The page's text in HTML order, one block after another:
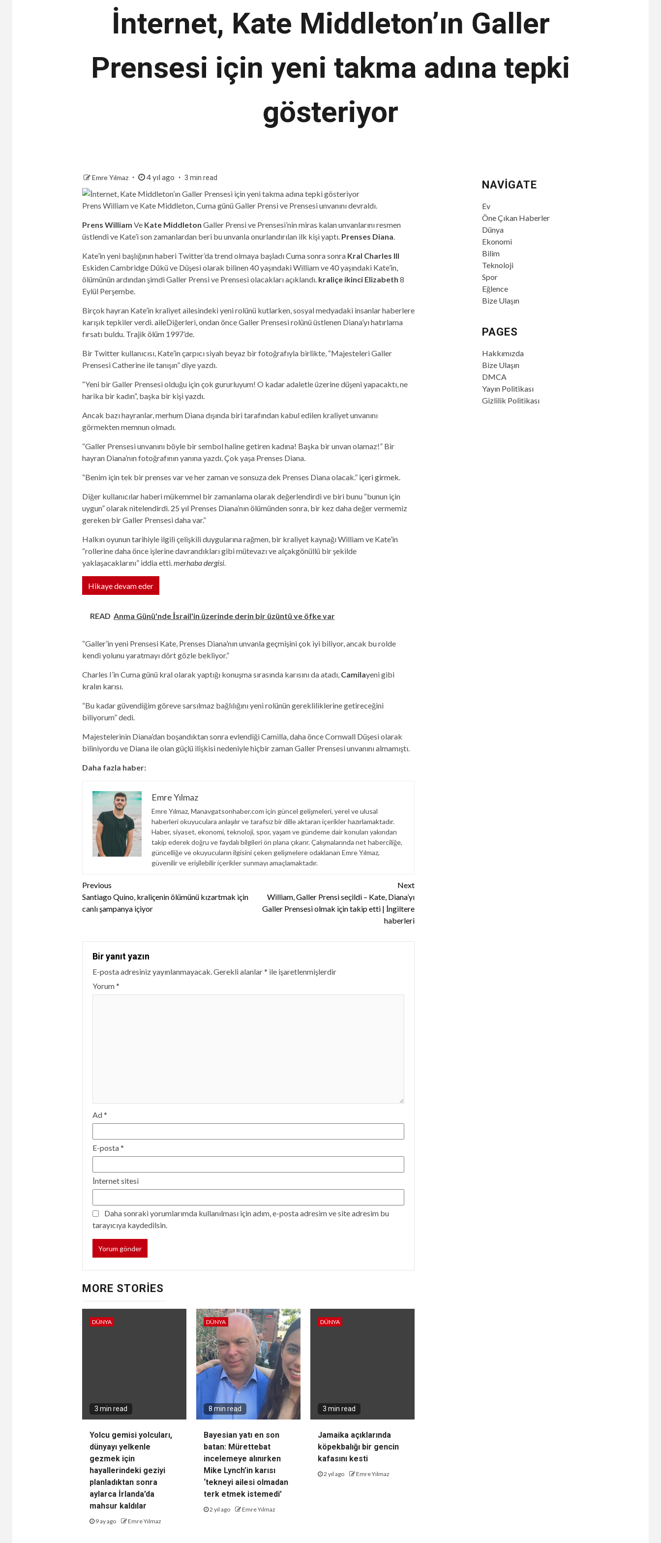
İnternet, Kate Middleton’ın Galler
Prensesi için yeni takma adına tepki
gösteriyor
Emre Yılmaz 4 yıl ago 3 min read
Prens William ve Kate Middleton, Cuma günü Galler Prensi ve Prensesi unvanını devraldı.
Prens William Ve Kate Middleton Galler Prensi ve Prensesi’nin miras kalan unvanlarını resmen
üstlendi ve Kate’i son zamanlardan beri bu unvanla onurlandırılan ilk kişi yaptı. Prenses Diana.
Kate’in yeni başlığının haberi Twitter’da trend olmaya başladıCumasonra sonra Kral Charles III
Eskiden Cambridge Dükü ve Düşesi olarak bilinen 40 yaşındaki William ve 40 yaşındaki Kate’in,
ölümünün ardından şimdi Galler Prensi ve Prensesi olacakları açıklandı. kraliçe ikinci Elizabeth 8
Eylül Perşembe.
Birçok hayran Kate’in kraliyet ailesindeki yeni rolünü kutlarken, sosyal medyadaki insanlar haberlere
karışık tepkiler verdi.aileDiğerleri, ondan önce Galler Prensesi rolünü üstlenen Diana’yı hatırlama
fırsatı buldu. Trajik ölüm1997’de.
Bir Twitter kullanıcısı, Kate’in çarpıcı siyah beyaz bir fotoğrafıyla birlikte, “Majesteleri Galler
Prensesi Catherine ile tanışın” diye yazdı.
“Yeni bir Galler Prensesi olduğu için çok gururluyum! O kadar adaletle üzerine düşeni yapacaktı, ne
harika bir kadın”, başka bir kişiyazdı.
Ancak bazı hayranlar, merhum Diana dışında biri tarafından kabul edilen kraliyet unvanını
görmekten memnun olmadı.
“Galler Prensesi unvanını böyle bir sembol haline getiren kadına! Başka bir unvan olamaz!” Bir
hayran Diana’nın fotoğrafının yanına yazdı. Çok yaşa Prenses Diana.
“Benim için tek bir prenses var ve her zaman ve sonsuza dek Prenses Diana olacak.” içeri girmek.
Diğer kullanıcılar haberi mükemmel bir zamanlama olarak değerlendirdi ve biri bunu “bunun için
uygun” olarak nitelendirdi. 25 yılPrenses Diana’nın ölümünden sonra, bir kez daha değer vermemiz
gereken bir Galler Prensesi daha var.”
Halkın oyunun tarihiyle ilgili çelişkili duygularına rağmen, bir kraliyet kaynağı William ve Kate’in
“rollerine daha önce işlerine davrandıkları gibi mütevazı ve alçakgönüllü bir şekilde
yaklaşacaklarını” iddia etti.merhaba dergisi.
Hikaye devam eder
READ Anma Günü'nde İsrail'in üzerinde derin bir üzüntü ve öfke var
“Galler’in yeni Prensesi Kate, Prenses Diana’nın unvanla geçmişini çok iyi biliyor, ancak bu rolde
kendi yolunu yaratmayı dört gözle bekliyor.”
Charles I’in Cuma günü kral olarak yaptığı konuşma sırasında karısını da atadı, Camilayeni gibi
kralın karısı.
“Bu kadar güvendiğim göreve sarsılmaz bağlılığını yeni rolünün gerekliliklerine getireceğini
biliyorum” dedi.
Majestelerinin Diana’dan boşandıktan sonra evlendiği Camilla, daha önce Cornwall Düşesi olarak
biliniyordu ve Diana ile olan güçlü ilişkisi nedeniyle hiçbir zaman Galler Prensesi unvanını almamıştı.
Daha fazla haber:
Emre Yılmaz
Emre Yılmaz, Manavgatsonhaber.com için güncel gelişmeleri, yerel ve ulusal
haberleri okuyuculara anlaşılır ve tarafsız bir dille aktaran içerikler hazırlamaktadır.
Haber, siyaset, ekonomi, teknoloji, spor, yaşam ve gündeme dair konuları yakından
takip ederek doğru ve faydalı bilgileri ön plana çıkarır. Çalışmalarında net haberciliğe,
güncelliğe ve okuyucuların ilgisini çeken gelişmelere odaklanan Emre Yılmaz,
güvenilir ve erişilebilir içerikler sunmayı amaçlamaktadır.
Continue
Reading
Previous
Santiago Quino, kraliçenin ölümünü kızartmak için
canlı şampanya içiyor
Next
William, Galler Prensi seçildi – Kate, Diana’yı
Galler Prensesi olmak için takip etti | İngiltere
haberleri
Bir yanıt yazın
E-posta adresiniz yayınlanmayacak.Gerekli alanlar* ile işaretlenmişlerdir
Yorum*
Ad*
E-posta*
İnternet sitesi
Daha sonraki yorumlarımda kullanılması için adım, e-posta adresim ve site adresim bu
tarayıcıya kaydedilsin.
MORE STORIES
DÜNYA
3 min read
Yolcu gemisi yolcuları,
dünyayı yelkenle
gezmek için
hayallerindeki geziyi
planladıktan sonra
aylarca İrlanda’da
mahsur kaldılar
9 ay ago Emre Yılmaz
DÜNYA
8 min read
Bayesian yatı en son
batan: Mürettebat
incelemeye alınırken
Mike Lynch’in karısı
‘tekneyi ailesi olmadan
terk etmek istemedi’
2 yıl ago Emre Yılmaz
DÜNYA
3 min read
Jamaika açıklarında
köpekbalığı bir gencin
kafasını kesti
2 yıl ago Emre Yılmaz
NAVIGATE
Ev
Öne Çıkan Haberler
Dünya
Ekonomi
Bilim
Teknoloji
Spor
Eğlence
Bize Ulaşın
PAGES
Hakkımızda
Bize Ulaşın
DMCA
Yayın Politikası
Gizlilik Politikası